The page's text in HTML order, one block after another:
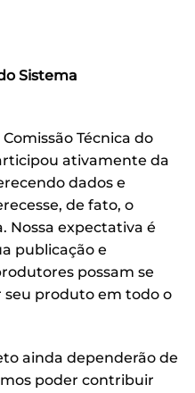
Sistema
Técnica do
ativamente da
dados e
de fato, o
Nossa expectativa é
publicação e
possam se
seu produto em todo o
ainda dependerão de
poder contribuir